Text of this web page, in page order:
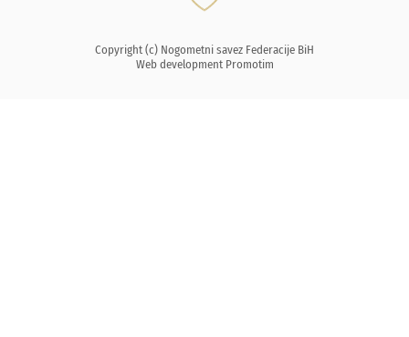
Copyright (c) Nogometni savez Federacije BiH
Web development Promotim